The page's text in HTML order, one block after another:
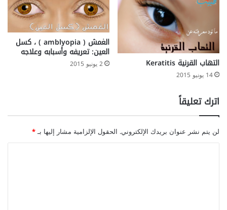
التهاب القرنية Keratitis
14 يونيو 2015
الغمش ( amblyopia ) ، كسل
العين: تعريفه وأسبابه وعلاجه
2 يونيو 2015
اترك تعليقاً
لن يتم نشر عنوان بريدك الإلكتروني. الحقول الإلزامية مشار إليها بـ*